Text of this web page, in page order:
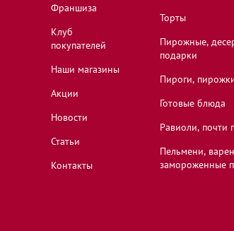
Ярославль, Ярославская
Франшиза
Клуб
покупателей
Наши магазины
Акции
Новости
Статьи
Контакты
Торты
Пирожные,
подарки
Пироги,
Готовые блюда
Равиоли, почти
Пельмени,
замороженные